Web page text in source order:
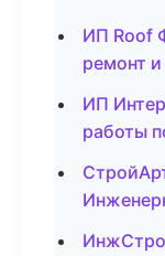
ИП Roof
ремонт
ИП
работы